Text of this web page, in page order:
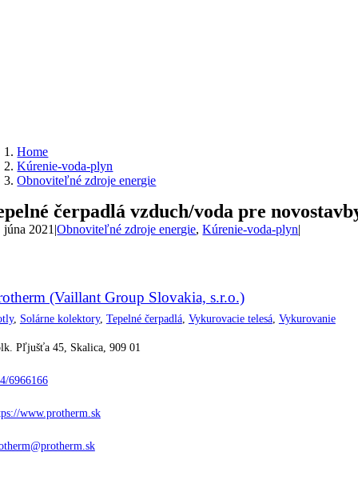
Home
Kúrenie-voda-plyn
Obnoviteľné zdroje energie
čerpadlá vzduch/voda pre
júna 2021 |Obnoviteľné zdroje energie,Kúrenie-voda-plyn|
(Vaillant Group Slovakia, s.r.o.)
, Solárne kolektory, Tepelné čerpadlá, Vykurovacie telesá, Vykurovanie
Pľjušťa 45, Skalica, 909 01
6966166
www.protherm.sk